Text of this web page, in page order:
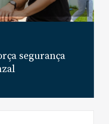
segurança